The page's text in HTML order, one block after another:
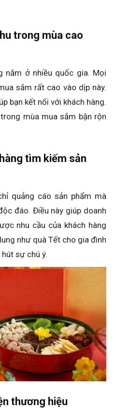
trong mùa cao
năm ở nhiều quốc gia. Mọi
sắm rất cao vào dịp này.
bạn kết nối với khách hàng.
mùa mua sắm bận rộn
tìm kiếm sản
quảng cáo sản phẩm mà
đáo. Điều này giúp doanh
nhu cầu của khách hàng
như quà Tết cho gia đình
sự chú ý.
thương hiệu